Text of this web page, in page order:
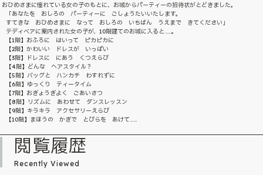
おひめさまに憧れている女の子のもとに、お城からパーティーの招待状がとどきました。
「あなたを おしろの パーティーに ごしょうたいいたします。
すてきな おひめさまに なって おしろの いちばん うえまで きてください」
テディベアに案内された女の子が、10階建てのお城に入ると……。
【1階】おふろに はいって ピカピカに
【2階】かわいい ドレスが いっぱい
【3階】ドレスに にあう くつえらび
【4階】どんな ヘアスタイル？
【5階】バッグと ハンカチ わすれずに
【6階】ゆっくり ティータイム
【7階】おぎょうぎよく ごあいさつ
【8階】リズムに あわせて ダンスレッスン
【9階】キラキラ アクセサリーえらび
【10階】まほうの かぎで とびらを あけて……
閲覧履歴
Recently Viewed